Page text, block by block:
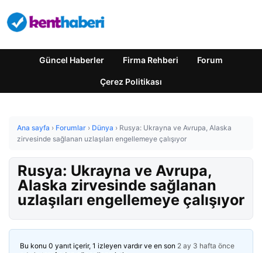
Güncel Haberler Firma Rehberi Forum
Çerez Politikası
Ana sayfa › Forumlar › Dünya › Rusya: Ukrayna ve Avrupa, Alaska
zirvesinde sağlanan uzlaşıları engellemeye çalışıyor
Rusya: Ukrayna ve Avrupa,
Alaska zirvesinde sağlanan
uzlaşıları engellemeye çalışıyor
Bu konu 0 yanıt içerir, 1 izleyen vardır ve en son 2 ay 3 hafta önce